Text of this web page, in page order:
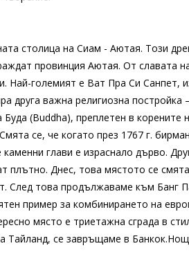
столица на Сиам - Аютая. Този
провинция Аютая. От славата
големият е Ват Пра Си Санпет,
друга важна религиозна
(Buddha), преплетен в
се, че когато през 1767 г.
глави е израснало дърво.
Днес, това мястото се
След това продължаваме към Банг
пример за комбинирането на
място е триетажна сграда в
Тайланд, се завръщаме в